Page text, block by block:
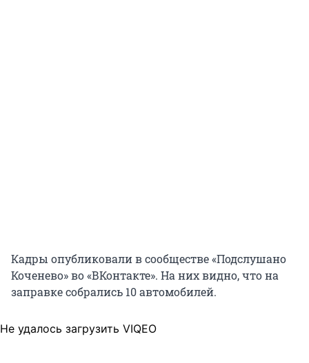
Кадры опубликовали в сообществе «Подслушано
Коченево» во «ВКонтакте». На них видно, что на
заправке собрались 10 автомобилей.
Не удалось загрузить VIQEO